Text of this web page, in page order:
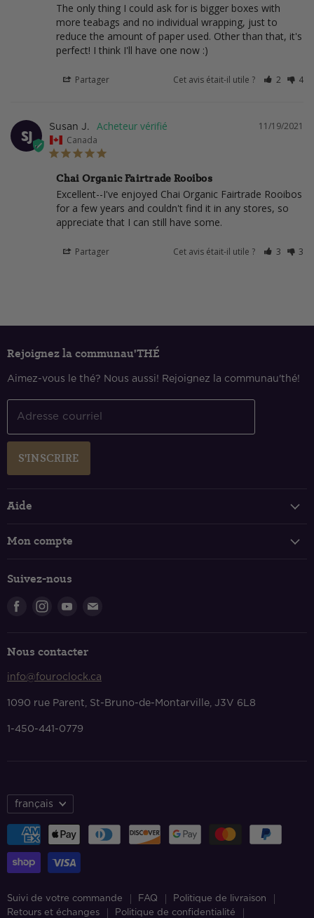
The only thing I could ask for is bigger boxes with
more teabags and no individual wrapping, just to
reduce the amount of paper used. Other than that, it's
perfect! I think I'll have one now :)
Partager Cet avis était-il utile ? 2 4
SJ
11/19/2021
Susan J.
Canada
Chai Organic Fairtrade Rooibos
Excellent--I've enjoyed Chai Organic Fairtrade Rooibos
for a few years and couldn't find it in any stores, so
appreciate that I can still have some.
Partager Cet avis était-il utile ? 3 3
Rejoignez la communau'THÉ
Aimez-vous le thé? Nous aussi! Rejoignez la communau'thé!
Adresse courriel
S'INSCRIRE
Aide
Politique de livraison
Politique de confidentialité
Nous contacter
À propos
Mon compte
Suivez-nous
Trouvez-
Facebook
Trouvez-
Instagram
Trouvez-
Youtube
Nous contacter
info@fouroclock.ca
1090 rue Parent, St-Bruno-de-Montarville, J3V 6L8
1-450-441-0779
Suivi de votre commande FAQ
Politique de livraison
Retours et échanges
Politique de confidentialité
français